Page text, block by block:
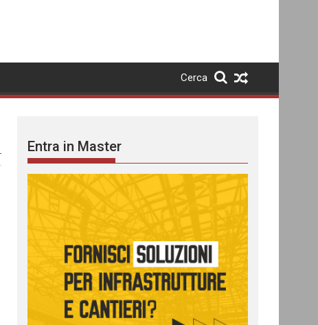
Cerca
Entra in Master